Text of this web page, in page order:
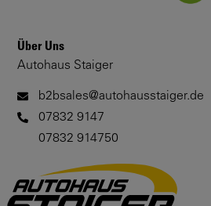
Über Uns
Autohaus Staiger
b2bsales@autohausstaiger.de
07832 9147
07832 914750